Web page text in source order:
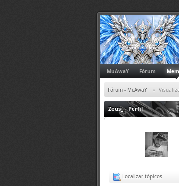
MuAwaY Fórum
Fórum - MuAwaY »
Zeus_- Perfil
Localizar tópicos